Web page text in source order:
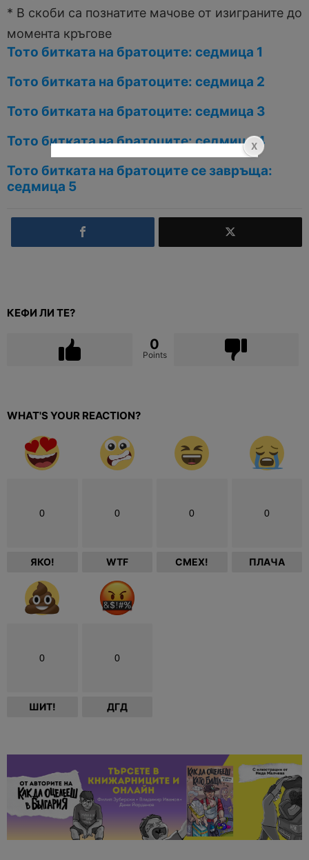
* В скоби са познатите мачове от изиграните до
момента кръгове
Тото битката на братоците: седмица 1
Тото битката на братоците: седмица 2
Тото битката на братоците: седмица 3
Тото битката на братоците: седмица 4
Тото битката на братоците се завръща:
седмица 5
КЕФИ ЛИ ТЕ?
0
Points
WHAT'S YOUR REACTION?
0
ЯКО!
0
WTF
0
СМЕХ!
0
ПЛАЧА
0
ШИТ!
0
ДГД